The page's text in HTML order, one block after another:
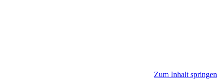
Zum Inhalt springen